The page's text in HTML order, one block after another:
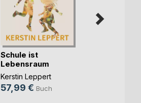
Schule ist
Lebensraum
Kerstin Leppert
57,99 € Buch